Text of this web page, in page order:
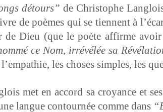
détours” de Christophe
de poèmes qui se tien­nent à
de Dieu (que le poète affirme
ce Nom, irrévélée sa
les choses sim­ples, les
met en accord sa croy­ance et
langue con­tournée comme dans